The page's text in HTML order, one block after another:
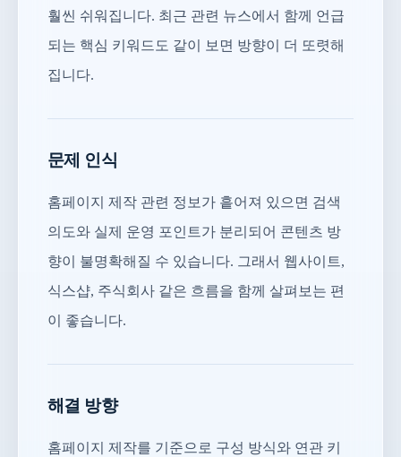
훨씬 쉬워집니다. 최근 관련 뉴스에서 함께 언급
되는 핵심 키워드도 같이 보면 방향이 더 또렷해
집니다.
문제 인식
홈페이지 제작 관련 정보가 흩어져 있으면 검색
의도와 실제 운영 포인트가 분리되어 콘텐츠 방
향이 불명확해질 수 있습니다. 그래서 웹사이트,
식스샵, 주식회사 같은 흐름을 함께 살펴보는 편
이 좋습니다.
해결 방향
홈페이지 제작를 기준으로 구성 방식와 연관 키